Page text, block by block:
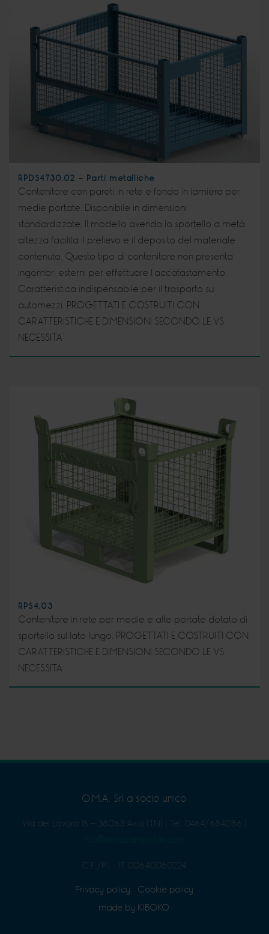
RPDS4730.02 - Parti metalliche
Contenitore con pareti in rete e fondo in lamiera per
medie portate. Disponibile in dimensioni
standardizzate. Il modello avendo lo sportello a metà
altezza facilita il prelievo e il deposito del materiale
contenuto. Questo tipo di contenitore non presenta
ingombri esterni per effettuare l’accatastamento.
Caratteristica indispensabile per il trasporto su
automezzi. PROGETTATI E COSTRUITI CON
CARATTERISTICHE E DIMENSIONI SECONDO LE VS.
NECESSITA’
RPS4.03
Contenitore in rete per medie e alte portate dotato di
sportello sul lato lungo. PROGETTATI E COSTRUITI CON
CARATTERISTICHE E DIMENSIONI SECONDO LE VS.
NECESSITA
O.M.A. Srl a socio unico
Via del Lavoro 15 - 38063 Avio (TN) Tel. 0464/684086
C.F./P.I. : IT 00640060224
Privacy policy
Cookie policy
made by KIBOKO